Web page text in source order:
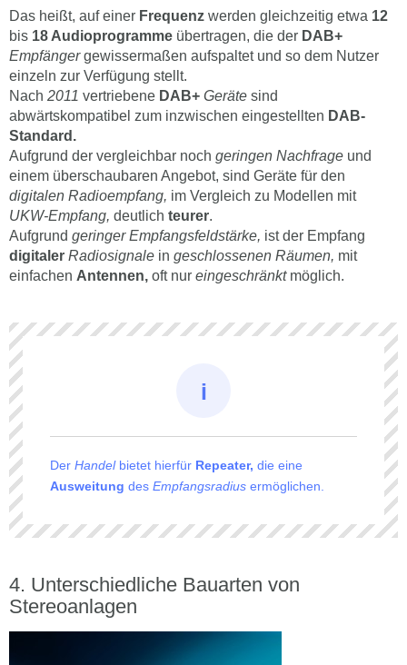
Das heißt, auf einer Frequenz werden gleichzeitig etwa 12
bis 18 Audioprogramme übertragen, die der DAB+
Empfängergewissermaßen aufspaltet und so dem Nutzer
einzeln zur Verfügung stellt.
Nach 2011 vertriebene DAB+ Geräte sind
abwärtskompatibel zum inzwischen eingestellten DAB-
Standard.
Aufgrund der vergleichbar noch geringen Nachfrage und
einem überschaubaren Angebot, sind Geräte für den
digitalen Radioempfang, im Vergleich zu Modellen mit
UKW-Empfang, deutlich teurer.
Aufgrund geringer Empfangsfeldstärke, ist der Empfang
digitaler Radiosignale in geschlossenen Räumen, mit
einfachen Antennen, oft nur eingeschränktmöglich.
Der Handelbietet hierfür Repeater, die eine
Ausweitung des Empfangsradius ermöglichen.
Unterschiedliche Bauarten von
Stereoanlagen